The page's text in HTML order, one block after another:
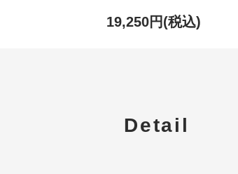
19,250円(税込)
Detail